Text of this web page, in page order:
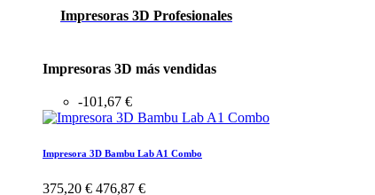
Impresoras 3D Profesionales
Impresoras 3D más vendidas
-101,67 €
Impresora 3D Bambu Lab A1 Combo
375,20 € 476,87 €